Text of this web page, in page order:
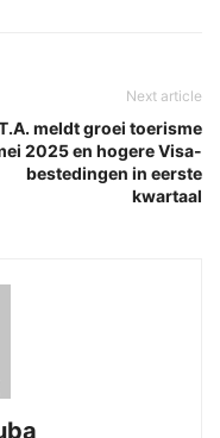
Next article
meldt groei toerisme
2025 en hogere Visa-
bestedingen in eerste
kwartaal